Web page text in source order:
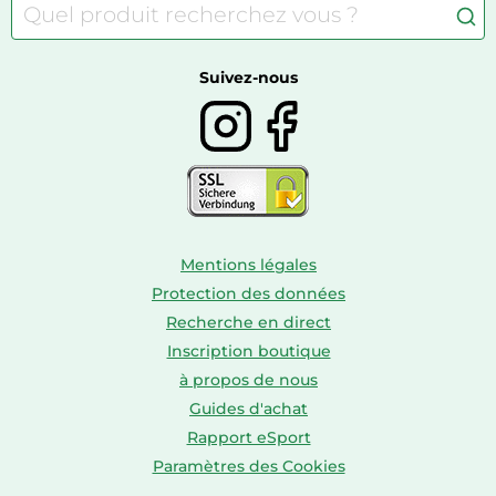
Meubles à langer
Camping
Caravaning
Autour du thé
Autour du vin
Suivez-nous
Mentions légales
Protection des données
Recherche en direct
Inscription boutique
à propos de nous
Guides d'achat
Rapport eSport
Paramètres des Cookies